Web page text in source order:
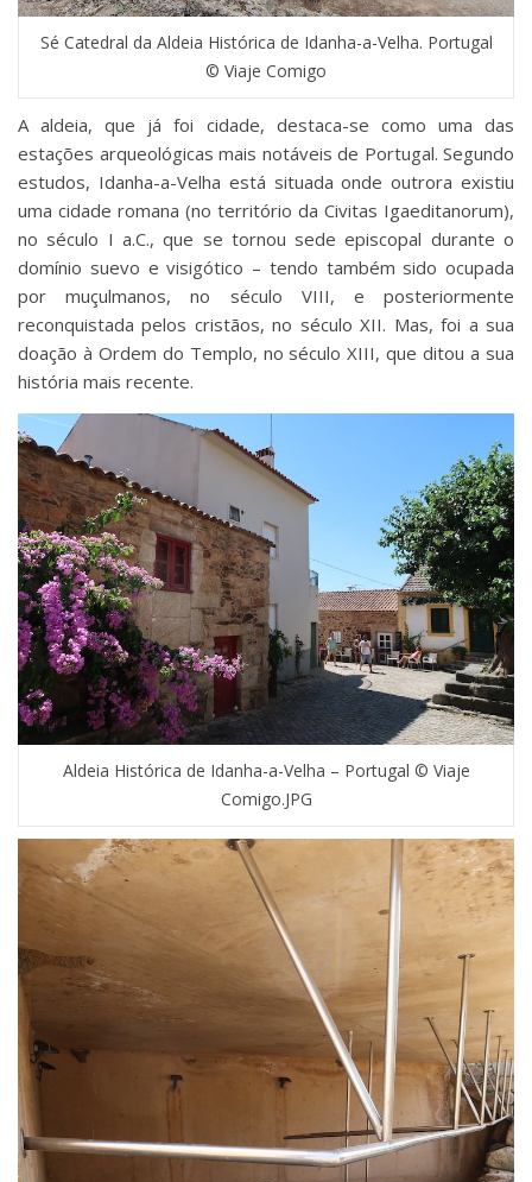
Sé Catedral da Aldeia Histórica de Idanha-a-Velha. Portugal
© Viaje Comigo
A aldeia, que já foi cidade, destaca-se como uma das
estações arqueológicas mais notáveis de Portugal. Segundo
estudos, Idanha-a-Velha está situada onde outrora existiu
uma cidade romana (no território da Civitas Igaeditanorum),
no século I a.C., que se tornou sede episcopal durante o
domínio suevo e visigótico – tendo também sido ocupada
por muçulmanos, no século VIII, e posteriormente
reconquistada pelos cristãos, no século XII. Mas, foi a sua
doação à Ordem do Templo, no século XIII, que ditou a sua
história mais recente.
Aldeia Histórica de Idanha-a-Velha – Portugal © Viaje
Comigo.JPG